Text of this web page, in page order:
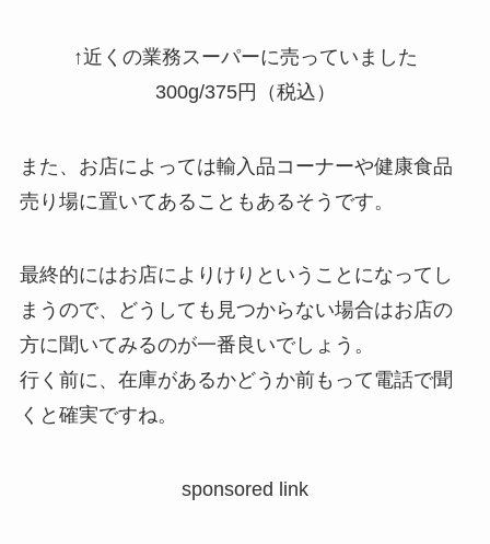
↑近くの業務スーパーに売っていました
300g/375円（税込）
また、お店によっては輸入品コーナーや健康食品
売り場に置いてあることもあるそうです。
最終的にはお店によりけりということになってし
まうので、どうしても見つからない場合はお店の
方に聞いてみるのが一番良いでしょう。
行く前に、在庫があるかどうか前もって電話で聞
くと確実ですね。
sponsored link